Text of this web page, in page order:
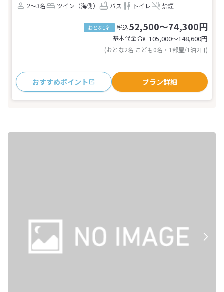
2～3名
ツイン（海側） バス トイレ 禁煙
おとな1名 税込52,500～74,300円
基本代金合計105,000〜148,600円
(おとな2名 こども0名・1部屋/1泊2日)
おすすめポイント プラン詳細